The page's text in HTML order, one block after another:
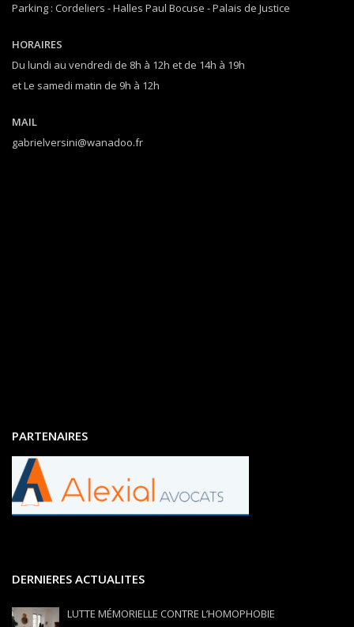
Parking : Cordeliers - Halles Paul Bocuse - Palais de Justice
HORAIRES
Du lundi au vendredi de 8h à 12h et de 14h à 19h
et Le samedi matin de 9h à 12h
MAIL
gabrielversini@wanadoo.fr
PARTENAIRES
DERNIERES ACTUALITES
LUTTE MÉMORIELLE CONTRE L’HOMOPHOBIE